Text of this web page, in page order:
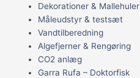
Dekorationer & Mallehuler
Måleudstyr & testsæt
Vandtilberedning
Algefjerner & Rengøring
CO2 anlæg
Garra Rufa – Doktorfisk